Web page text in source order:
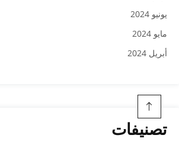
يونيو 2024
مايو 2024
أبريل 2024
تصنيفات